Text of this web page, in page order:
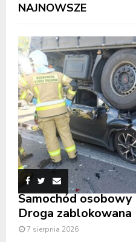
NAJNOWSZE
Samochód
Droga zablokowana
7 sierpnia 2026